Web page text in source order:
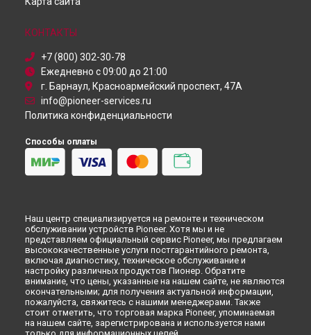
Ремонт телевизора PDP-LX5080D Pioneer в
КОНТАКТЫ
+7 (800) 302-30-78
Ежедневно с 09:00 до 21:00
г. Барнаул, Красноармейский проспект, 47А
info@pioneer-services.ru
Политика конфиденциальности
Способы оплаты
Наш центр специализируется на ремонте и техническом
обслуживании устройств Pioneer. Хотя мы и не
представляем официальный сервис Pioneer, мы предлагаем
высококачественные услуги постгарантийного ремонта,
включая диагностику, техническое обслуживание и
настройку различных продуктов Пионер. Обратите
внимание, что цены, указанные на нашем сайте, не являются
окончательными; для получения актуальной информации,
пожалуйста, свяжитесь с нашими менеджерами. Также
стоит отметить, что торговая марка Pioneer, упоминаемая
на нашем сайте, зарегистрирована и используется нами